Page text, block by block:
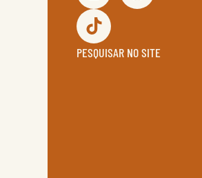
PESQUISAR NO SITE